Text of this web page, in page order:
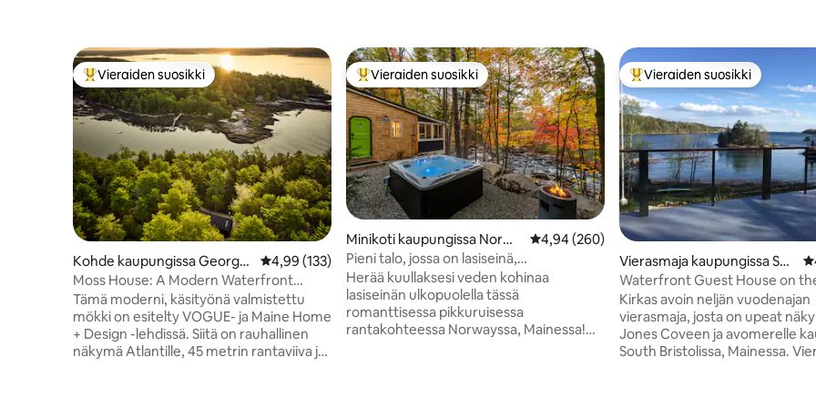
Vieraiden suosikkien parhaimmistoa
Vieraiden suosikki
Kohde kaupungissa Georget
own
Keskimääräinen arvio 4,99/5, 133 arvostelua
4,99 (133)
Moss House: A Modern Waterfront
Cabin in the Woods
Tämä moderni, käsityönä valmistettu
mökki on esitelty VOGUE- ja Maine Home
+ Design -lehdissä. Siitä on rauhallinen
näkymä Atlantille, 45 metrin rantaviiva ja
Vieraiden suosikkien parhaimmistoa
Vieraiden suosikki
Minikoti kaupungissa Norwa
y
Keskimääräinen arvio 4,94/5, 260 arvostelua
4,94 (260)
Pieni talo, jossa on lasiseinä,
rantanäkymä, poreamme ja takka
Herää kuullaksesi veden kohinaa
lasiseinän ulkopuolella tässä
romanttisessa pikkuruisessa
rantakohteessa Norwayssa, Mainessa!
Vieraiden suosikkien
Vieraiden suosikki
Vierasmaja kaupungissa Sou
th Bristol
Waterfront Guest House on
Coast
Kirkas avoin neljän vuodenajan
vierasmaja, josta on upeat
Jones Coveen ja avomerelle
South Bristolissa, Mainessa.